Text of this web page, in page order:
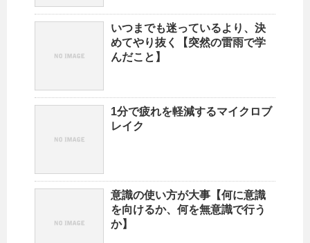
いつまでも迷っているより、決
めてやり抜く【突然の雷雨で学
んだこと】
1分で疲れを軽減するマイクロブ
レイク
意識の使い方が大事【何に意識
を向けるか、何を無意識で行う
か】